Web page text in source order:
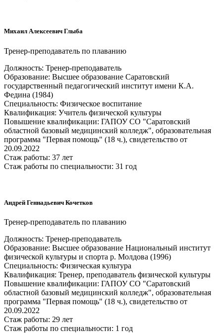
Михаил Алексеевич Глыба
Тренер-преподаватель по плаванию
Должность: Тренер-преподаватель
Образование: Высшее образование Саратовский
государственный педагогический институт имени К.А.
Федина (1984)
Специальность: Физическое воспитание
Квалификация: Учитель физической культуры
Повышение квалификации: ГАПОУ СО "Саратовский
областной базовый медицинский колледж", образовательная
программа "Первая помощь" (18 ч.), свидетельство от
20.09.2022
Стаж работы: 37 лет
Стаж работы по специальности: 31 год
Андрей Геннадьевич Кочетков
Тренер-преподаватель по плаванию
Должность: Тренер-преподаватель
Образование: Высшее образование Национальный институт
физической культуры и спорта р. Молдова (1996)
Специальность: Физическая культура
Квалификация: Тренер, преподаватель физической культуры
Повышение квалификации: ГАПОУ СО "Саратовский
областной базовый медицинский колледж", образовательная
программа "Первая помощь" (18 ч.), свидетельство от
20.09.2022
Стаж работы: 29 лет
Стаж работы по специальности: 1 год